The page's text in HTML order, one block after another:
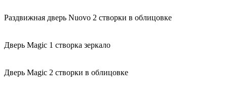
Раздвижная дверь Nuovo 2 створки в облицовке
Дверь Magic 1 створка зеркало
Дверь Magic 2 створки в облицовке